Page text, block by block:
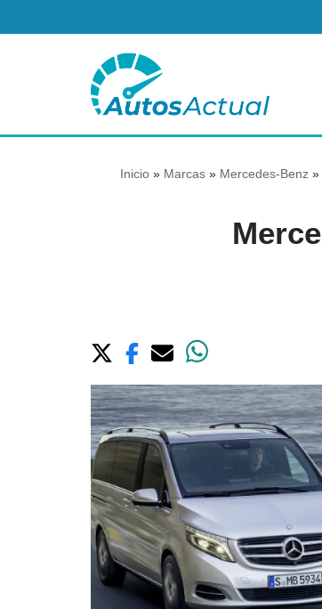
contenido
Inicio» Marcas» Mercedes-Benz»